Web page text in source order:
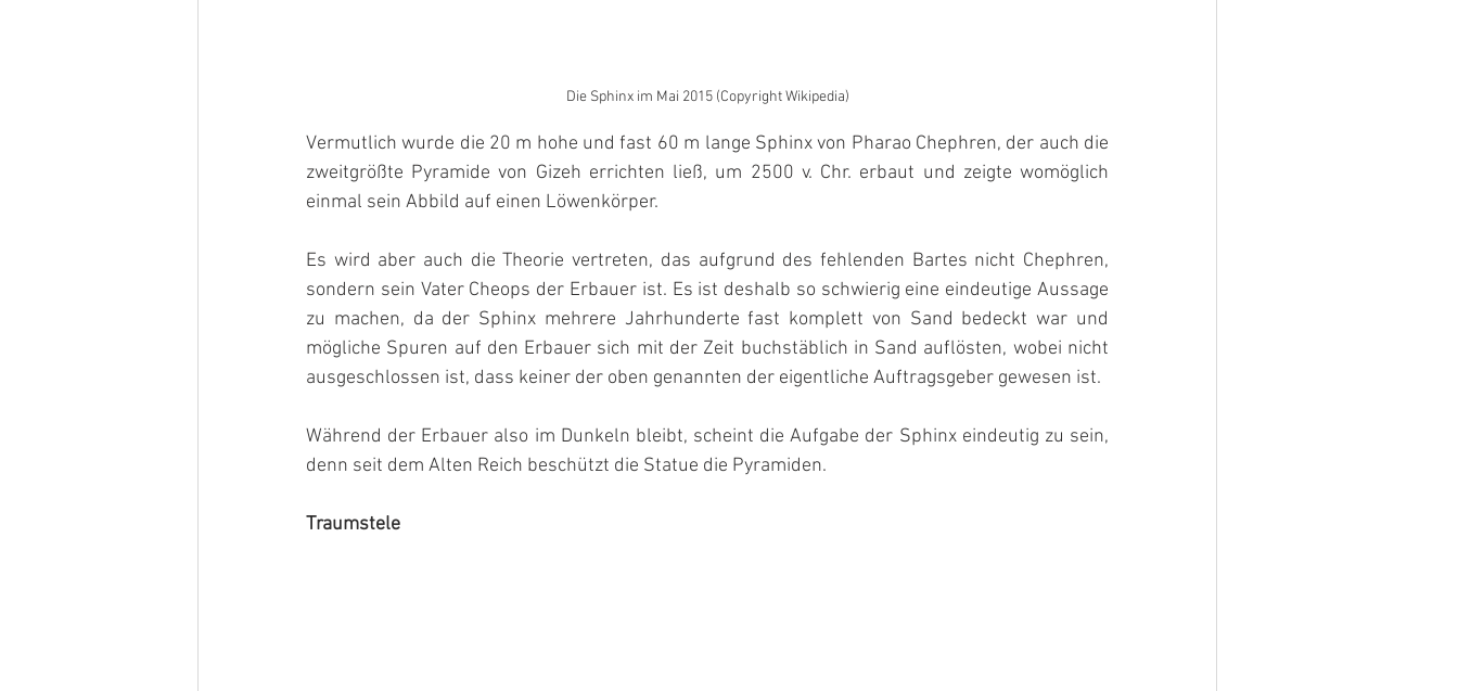
Die Sphinx im Mai 2015 (Copyright Wikipedia)
Vermutlich wurde die 20 m hohe und fast 60 m lange Sphinx von Pharao Chephren, der auch die
zweitgrößte Pyramide von Gizeh errichten ließ, um 2500 v. Chr. erbaut und zeigte womöglich
einmal sein Abbild auf einen Löwenkörper.
Es wird aber auch die Theorie vertreten, das aufgrund des fehlenden Bartes nicht Chephren,
sondern sein Vater Cheops der Erbauer ist. Es ist deshalb so schwierig eine eindeutige Aussage
zu machen, da der Sphinx mehrere Jahrhunderte fast komplett von Sand bedeckt war und
mögliche Spuren auf den Erbauer sich mit der Zeit buchstäblich in Sand auflösten, wobei nicht
ausgeschlossen ist, dass keiner der oben genannten der eigentliche Auftragsgeber gewesen ist.
Während der Erbauer also im Dunkeln bleibt, scheint die Aufgabe der Sphinx eindeutig zu sein,
denn seit dem Alten Reich beschützt die Statue die Pyramiden.
Traumstele